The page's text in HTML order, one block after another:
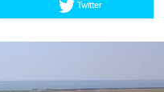
Twitter